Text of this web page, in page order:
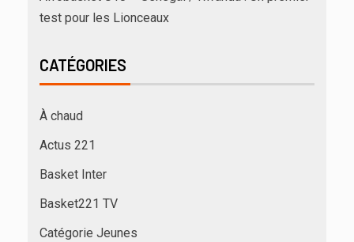
test pour les Lionceaux
CATÉGORIES
À chaud
Actus 221
Basket Inter
Basket221 TV
Catégorie Jeunes